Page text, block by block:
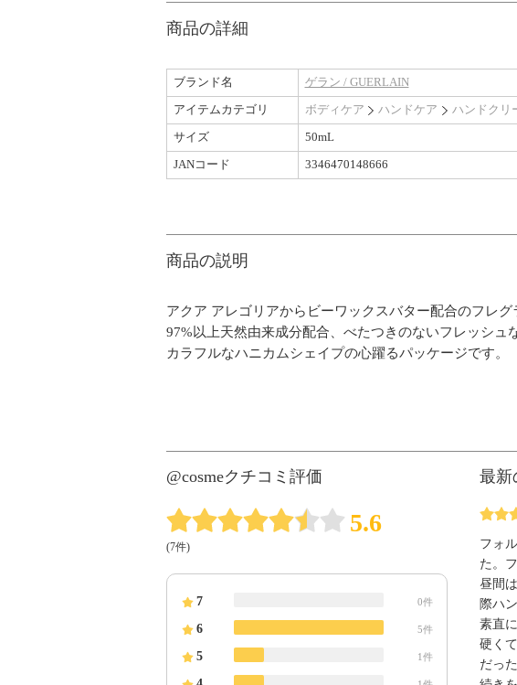
商品の詳細
ブランド名
ゲラン / GUERLAIN
アイテムカテゴリ
ボディケア ハンドケア
ハンドクリ
サイズ
50mL
JANコード
3346470148666
商品の説明
アクア アレゴリアからビーワックスバター配合のフレグ
97%以上天然由来成分配合、べたつきのないフレッシュ
カラフルなハニカムシェイプの心躍るパッケージです。
@cosmeクチコミ評価
5.6
(7件)
7 0件
6 5件
5 1件
最新
フォ
た。
昼間
際ハ
素直
硬く
だっ